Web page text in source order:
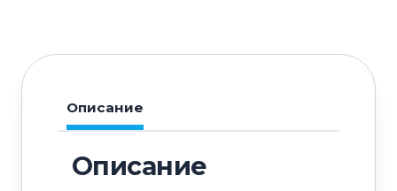
Описание
Описание